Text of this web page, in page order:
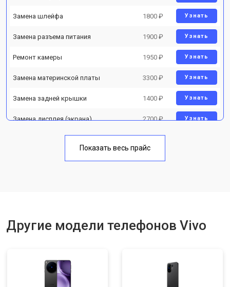
Замена шлейфа 1800 ₽ Узнать
Замена разъема питания 1900 ₽ Узнать
Ремонт камеры 1950 ₽ Узнать
Замена материнской платы 3300 ₽ Узнать
Замена задней крышки 1400 ₽ Узнать
Замена дисплея (экрана) 2700 ₽ Узнать
Замена кнопки включения 1750 ₽
Показать весь прайс
Другие модели телефонов Vivo